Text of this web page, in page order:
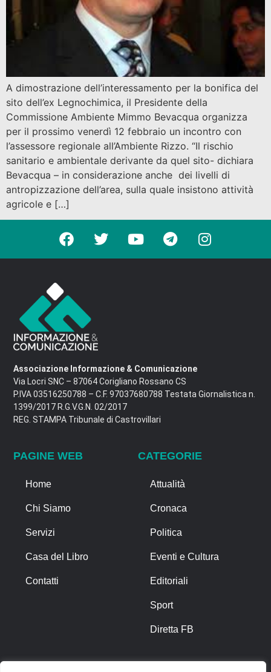
A dimostrazione dell’interessamento per la bonifica del
sito dell’ex Legnochimica, il Presidente della
Commissione Ambiente Mimmo Bevacqua organizza
per il prossimo venerdì 12 febbraio un incontro con
l’assessore regionale all’Ambiente Rizzo. “Il rischio
sanitario e ambientale derivante da quel sito- dichiara
Bevacqua – in considerazione anche dei livelli di
antropizzazione dell’area, sulla quale insistono attività
agricole e […]
Associazione Informazione & Comunicazione
Via Locri SNC – 87064 Corigliano Rossano CS
P.IVA 03516250788 – C.F. 97037680788 Testata Giornalistica n.
1399/2017 R.G.V.G.N. 02/2017
REG. STAMPA Tribunale di Castrovillari
PAGINE WEB
Home
Chi Siamo
Servizi
Casa del Libro
Contatti
CATEGORIE
Attualità
Cronaca
Politica
Eventi e Cultura
Editoriali
Sport
Diretta FB